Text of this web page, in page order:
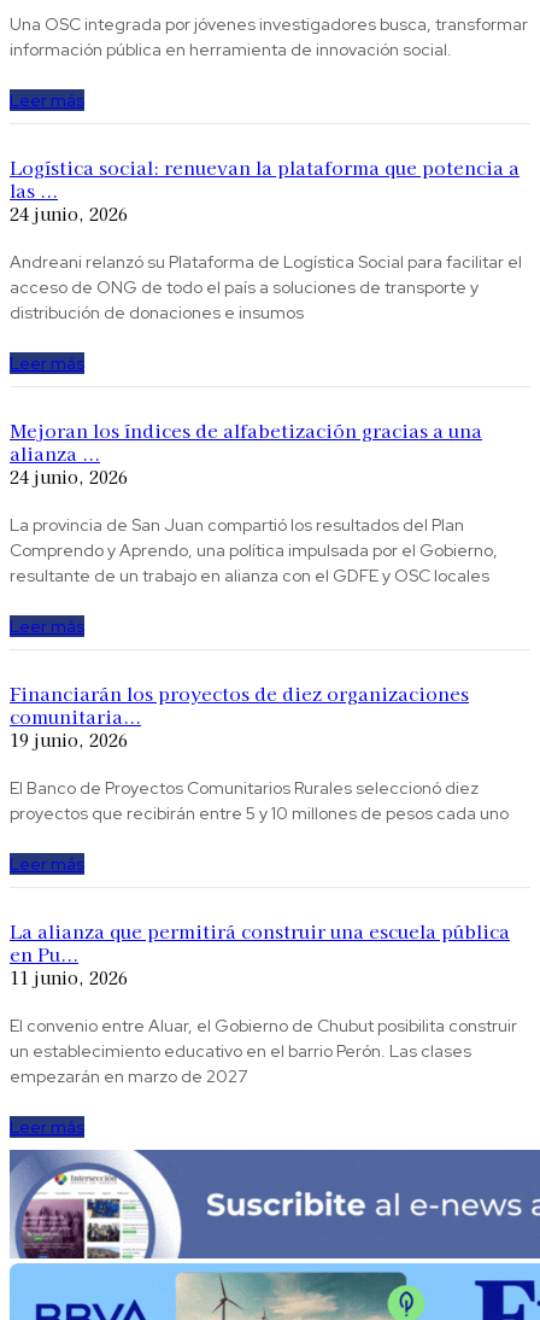
Una OSC integrada por jóvenes investigadores busca, transformar
información pública en herramienta de innovación social.
Leer más
Logística social: renuevan la plataforma que potencia a
las ...
24 junio, 2026
Andreani relanzó su Plataforma de Logística Social para facilitar el
acceso de ONG de todo el país a soluciones de transporte y
distribución de donaciones e insumos
Leer más
Mejoran los índices de alfabetización gracias a una
alianza ...
24 junio, 2026
La provincia de San Juan compartió los resultados del Plan
Comprendo y Aprendo, una política impulsada por el Gobierno,
resultante de un trabajo en alianza con el GDFE y OSC locales
Leer más
Financiarán los proyectos de diez organizaciones
comunitaria...
19 junio, 2026
El Banco de Proyectos Comunitarios Rurales seleccionó diez
proyectos que recibirán entre 5 y 10 millones de pesos cada uno
Leer más
La alianza que permitirá construir una escuela pública
en Pu...
11 junio, 2026
El convenio entre Aluar, el Gobierno de Chubut posibilita construir
un establecimiento educativo en el barrio Perón. Las clases
empezarán en marzo de 2027
Leer más